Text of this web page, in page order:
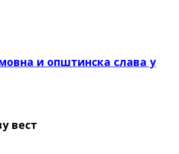
и општинска слава у
вест